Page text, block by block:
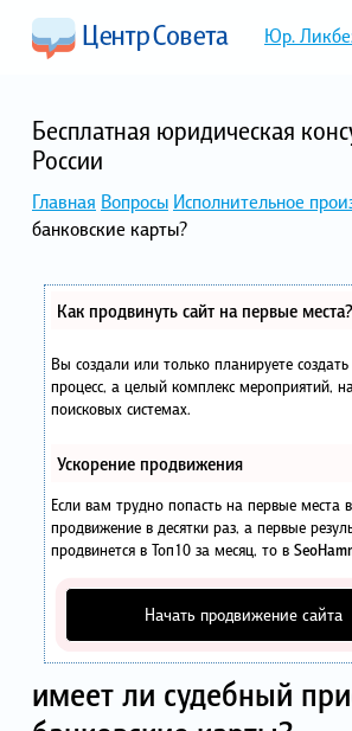
Юр.
Бесплатная юридическая
России
Главная Вопросы Исполнительное
банковские карты?
Как продвинуть сайт на первые места?
Вы создали или только планируете
процесс, а целый комплекс мероприятий,
поисковых системах.
Ускорение продвижения
Если вам трудно попасть на первые места
продвижение в десятки раз, а первые
продвинется в Топ10 за месяц, то в
Начать продвижение сайта
имеет ли судебный